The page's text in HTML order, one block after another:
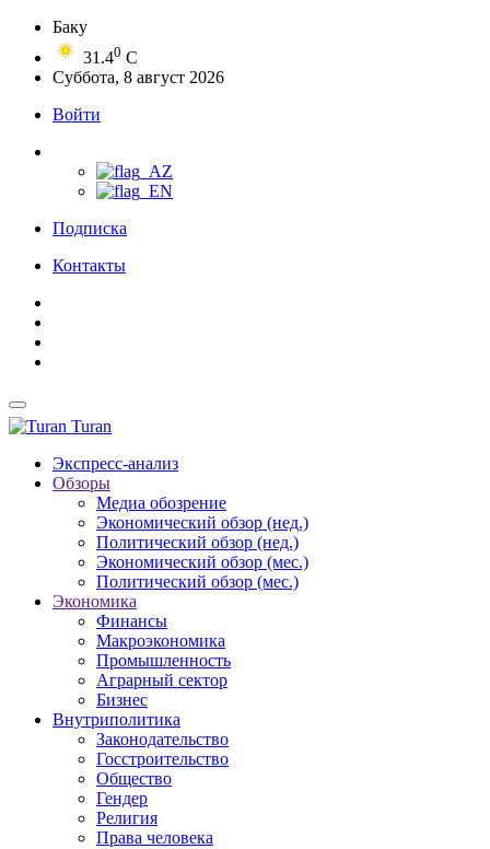
Баку
31.40 C
Суббота, 8 август 2026
Войти
Подписка
Контакты
Turan
Экспресс-анализ
Обзоры
Медиа обозрение
Экономический обзор (нед.)
Политический обзор (нед.)
Экономический обзор (мес.)
Политический обзор (мес.)
Экономика
Финансы
Макроэкономика
Промышленность
Аграрный сектор
Бизнес
Внутриполитика
Законодательство
Госстроительство
Общество
Гендер
Религия
Права человека